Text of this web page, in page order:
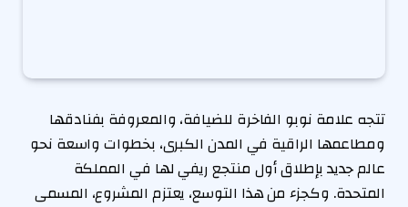
تتجه علامة نوبو الفاخرة للضيافة، والمعروفة بفنادقها
ومطاعمها الراقية في المدن الكبرى، بخطوات واسعة نحو
عالم جديد بإطلاق أول منتجع ريفي لها في المملكة
المتحدة. وكجزء من هذا التوسع، يعتزم المشروع، المسمى